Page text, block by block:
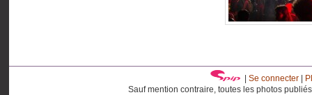
Se connecter|
Sauf mention contraire, toutes les photos